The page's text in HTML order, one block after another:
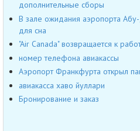
дополнительные сборы
В зале ожидания аэропорта
для сна
"Air Canada" возвращается к
номер телефона авиакассы
Аэропорт Франкфурта открыл
авиакасса хаво йуллари
Бронирование и заказ